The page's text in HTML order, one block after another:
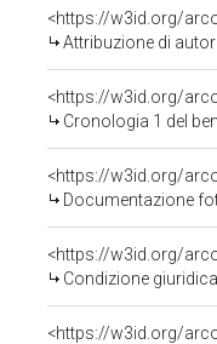
<https://w3id.org/
Attribuzione di
<https://w3id.org/
Cronologia 1 del
Documentazione
Condizione
<https://w3id.org/